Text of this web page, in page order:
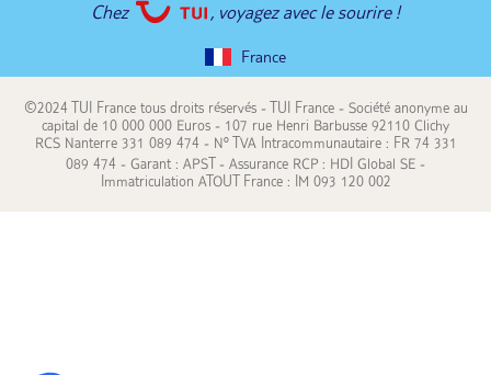
Chez , voyagez avec le sourire !
France
©2024 TUI France tous droits réservés - TUI France - Société anonyme au
capital de 10 000 000 Euros - 107 rue Henri Barbusse 92110 Clichy
RCS Nanterre 331 089 474 - N° TVA Intracommunautaire : FR 74 331
089 474 - Garant : APST - Assurance RCP : HDI Global SE -
Immatriculation ATOUT France : IM 093 120 002